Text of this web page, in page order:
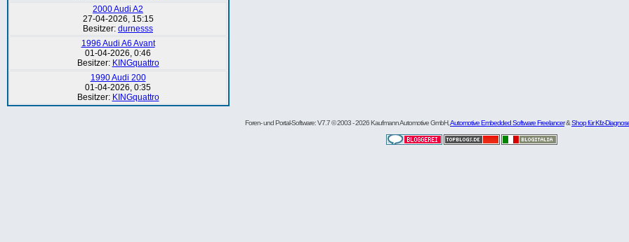
2000 Audi A2
27-04-2026, 15:15
Besitzer: durnesss
1996 Audi A6 Avant
01-04-2026, 0:46
Besitzer: KINGquattro
1990 Audi 200
01-04-2026, 0:35
Besitzer: KINGquattro
Foren- und Portal-Software: V7.7 © 2003 - 2026 Kaufmann Automotive GmbH,Automotive Embedded Software Freelancer&Shop für Kfz-